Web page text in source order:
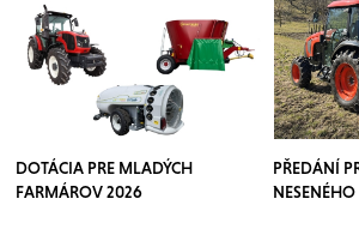
DOTÁCIA PRE MLADÝCH
FARMÁROV 2026
PŘEDÁNÍ